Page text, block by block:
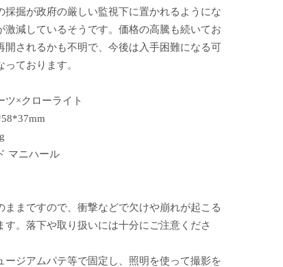
採掘が政府の厳しい監視下に置かれるようにな
激減しているそうです。価格の高騰も続いてお
開されるかも不明で、今後は入手困難になる可
ております。
ツ×クローライト
マニハール
まですので、衝撃などで欠けや崩れが起こる
す。落下や取り扱いには十分にご注意くださ
ジアムパテ等で固定し、照明を使って撮影を